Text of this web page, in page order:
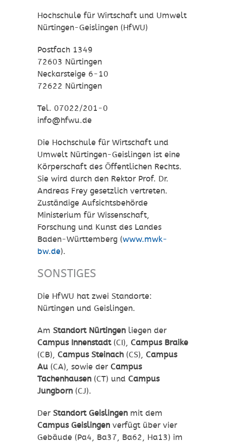
Hochschule für Wirtschaft und Umwelt
Nürtingen-Geislingen (HfWU)
Postfach 1349
72603 Nürtingen
Neckarsteige 6-10
72622 Nürtingen
Tel. 07022/201-0
info@hfwu.de
Die Hochschule für Wirtschaft und
Umwelt Nürtingen-Geislingen ist eine
Körperschaft des Öffentlichen Rechts.
Sie wird durch den Rektor Prof. Dr.
Andreas Frey gesetzlich vertreten.
Zuständige Aufsichtsbehörde
Ministerium für Wissenschaft,
Forschung und Kunst des Landes
Baden-Württemberg (www.mwk-
bw.de).
SONSTIGES
Die HfWU hat zwei Standorte:
Nürtingen und Geislingen.
Am Standort Nürtingen liegen der
Campus Innenstadt (CI), Campus Braike
(CB), Campus Steinach (CS), Campus
Au (CA), sowie der Campus
Tachenhausen (CT) und Campus
Jungborn (CJ).
Der Standort Geislingen mit dem
Campus Geislingen verfügt über vier
Gebäude (Pa4, Ba37, Ba62, Ha13) im